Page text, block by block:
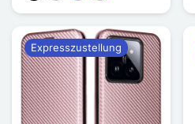
Expresszustellung